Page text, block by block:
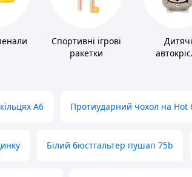
Спортивні ігрові
ракетки
Дитячі
А6 Протиударний чохол на Hot
Білий бюстгальтер пушап 75b